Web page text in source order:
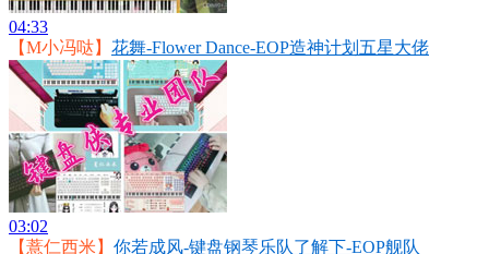
04:33
【M小冯哒】 花舞-Flower Dance-EOP造神计划五星大佬
03:02
【薏仁西米】 你若成风-键盘钢琴乐队了解下-EOP舰队